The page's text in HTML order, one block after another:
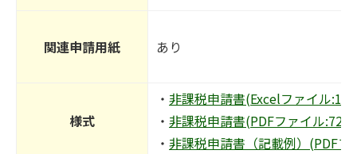
関連申請用紙 あり
様式
・ 非課税申請書(Excelファイル
・ 非課税申請書(PDFファイル
・ 非課税申請書（記載例）(PDFフ